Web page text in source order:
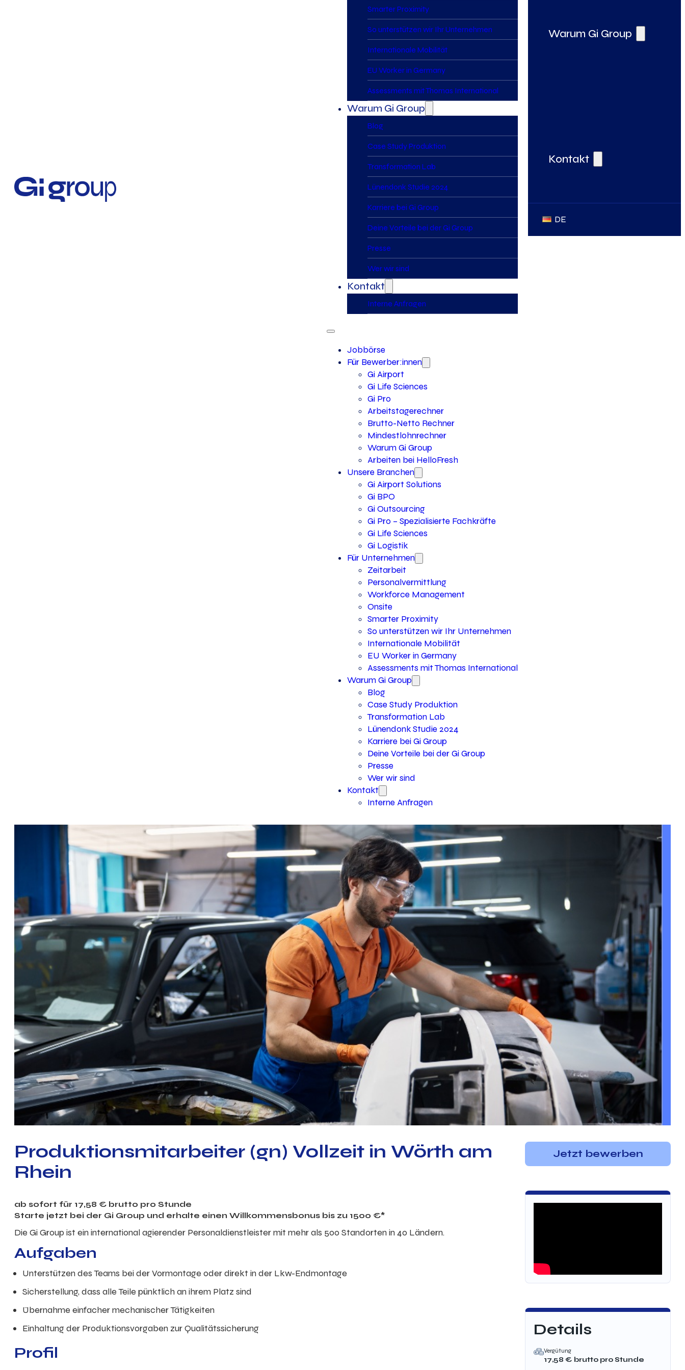
Smarter Proximity
So unterstützen wir Ihr Unternehmen
Internationale Mobilität
EU Worker in Germany
Assessments mit Thomas International
Warum Gi Group
Blog
Case Study Produktion
Transformation Lab
Lünendonk Studie 2024
Karriere bei Gi Group
Deine Vorteile bei der Gi Group
Presse
Wer wir sind
Kontakt
Interne Anfragen
Jobbörse
Für Bewerber:innen
Gi Airport
Gi Life Sciences
Gi Pro
Arbeitstagerechner
Brutto-Netto Rechner
Mindestlohnrechner
Warum Gi Group
Arbeiten bei HelloFresh
Unsere Branchen
Gi Airport Solutions
Gi BPO
Gi Outsourcing
Gi Pro – Spezialisierte Fachkräfte
Gi Life Sciences
Gi Logistik
Für Unternehmen
Zeitarbeit
Personalvermittlung
Workforce Management
Onsite
Smarter Proximity
So unterstützen wir Ihr Unternehmen
Internationale Mobilität
EU Worker in Germany
Assessments mit Thomas International
Warum Gi Group
Blog
Case Study Produktion
Transformation Lab
Lünendonk Studie 2024
Karriere bei Gi Group
Deine Vorteile bei der Gi Group
Presse
Wer wir sind
Kontakt
Interne Anfragen
Warum Gi Group
Kontakt
DE
Produktionsmitarbeiter (gn) Vollzeit in Wörth am
Rhein
ab sofort für 17,58 € brutto pro Stunde
Starte jetzt bei der Gi Group und erhalte einen Willkommensbonus bis zu 1500 €*
Die Gi Group ist ein international agierender Personaldienstleister mit mehr als 500 Standorten in 40 Ländern.
Aufgaben
Unterstützen des Teams bei der Vormontage oder direkt in der Lkw-Endmontage
Sicherstellung, dass alle Teile pünktlich an ihrem Platz sind
Übernahme einfacher mechanischer Tätigkeiten
Einhaltung der Produktionsvorgaben zur Qualitätssicherung
Profil
Jetzt bewerben
Details
Vergütung
17,58 € brutto pro Stunde